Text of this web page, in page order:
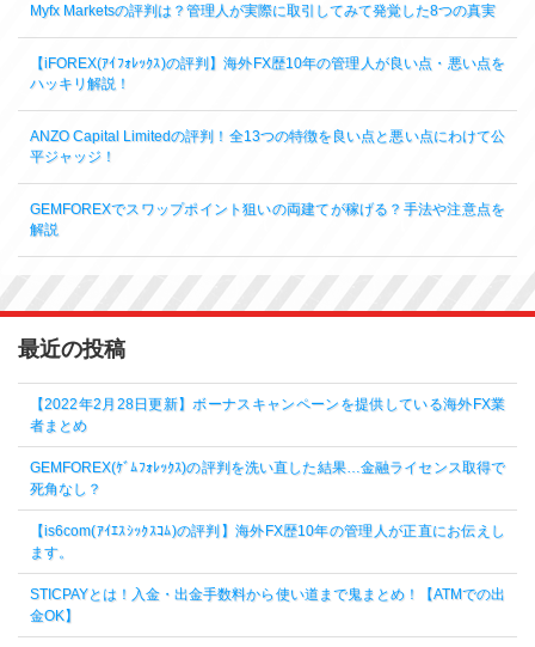
Myfx Marketsの評判は？管理人が実際に取引してみて発覚した8つの真実
【iFOREX(ｱｲﾌｫﾚｯｸｽ)の評判】海外FX歴10年の管理人が良い点・悪い点を
ハッキリ解説！
ANZO Capital Limitedの評判！全13つの特徴を良い点と悪い点にわけて公
平ジャッジ！
GEMFOREXでスワップポイント狙いの両建てが稼げる？手法や注意点を
解説
最近の投稿
【2022年2月28日更新】ボーナスキャンペーンを提供している海外FX業
者まとめ
GEMFOREX(ｹﾞﾑﾌｫﾚｯｸｽ)の評判を洗い直した結果…金融ライセンス取得で
死角なし？
【is6com(ｱｲｴｽｼｯｸｽｺﾑ)の評判】海外FX歴10年の管理人が正直にお伝えし
ます。
STICPAYとは！入金・出金手数料から使い道まで鬼まとめ！【ATMでの出
金OK】